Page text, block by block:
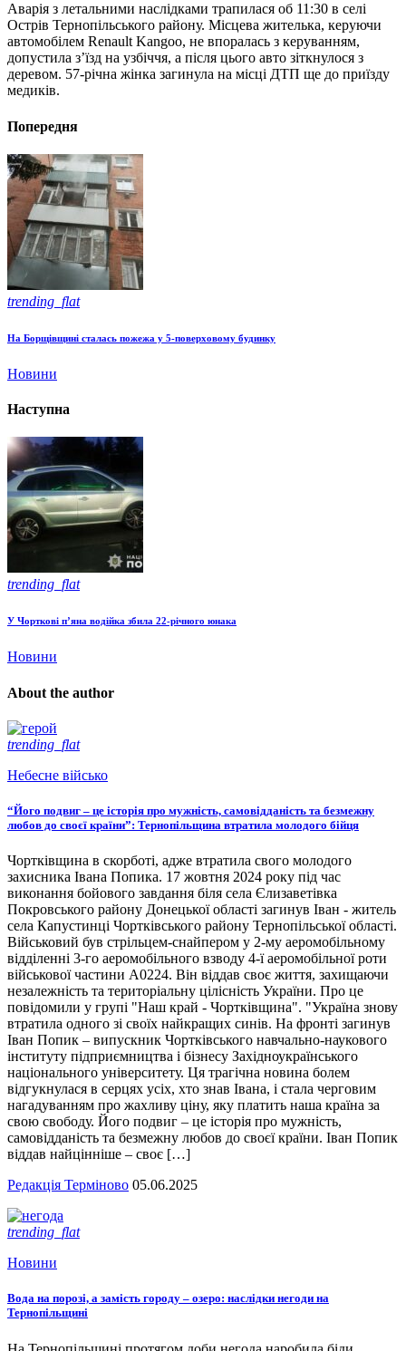
Аварія з летальними наслідками трапилася об 11:30 в селі
Острів Тернопільського району. Місцева жителька, керуючи
автомобілем Renault Kangoo, не впоралась з керуванням,
допустила з’їзд на узбіччя, а після цього авто зіткнулося з
деревом. 57-річна жінка загинула на місці ДТП ще до приїзду
медиків.
Попередня
trending_flat
На Борщівщині сталась пожежа у 5-поверховому будинку
Новини
Наступна
trending_flat
У Чорткові п’яна водійка збила 22-річного юнака
Новини
About the author
trending_flat
Небесне військо
“Його подвиг – це історія про мужність, самовідданість та безмежну
любов до своєї країни”: Тернопільщина втратила молодого бійця
Чортківщина в скорботі, адже втратила свого молодого
захисника Івана Попика. 17 жовтня 2024 року під час
виконання бойового завдання біля села Єлизаветівка
Покровського району Донецької області загинув Іван - житель
села Капустинці Чортківського району Тернопільської області.
Військовий був стрільцем-снайпером у 2-му аеромобільному
відділенні 3-го аеромобільного взводу 4-ї аеромобільної роти
військової частини А0224. Він віддав своє життя, захищаючи
незалежність та територіальну цілісність України. Про це
повідомили у групі "Наш край - Чортківщина". "Україна знову
втратила одного зі своїх найкращих синів. На фронті загинув
Іван Попик – випускник Чортківського навчально-наукового
інституту підприємництва і бізнесу Західноукраїнського
національного університету. Ця трагічна новина болем
відгукнулася в серцях усіх, хто знав Івана, і стала черговим
нагадуванням про жахливу ціну, яку платить наша країна за
свою свободу. Його подвиг – це історія про мужність,
самовідданість та безмежну любов до своєї країни. Іван Попик
віддав найцінніше – своє […]
Редакція Терміново 05.06.2025
trending_flat
Новини
Вода на порозі, а замість городу – озеро: наслідки негоди на
Тернопільщині